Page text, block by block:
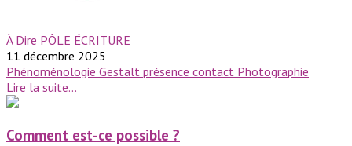
À Dire PÔLE ÉCRITURE
11 décembre 2025
Phénoménologie Gestalt présence contact Photographie
Lire la suite...
Comment est-ce possible ?